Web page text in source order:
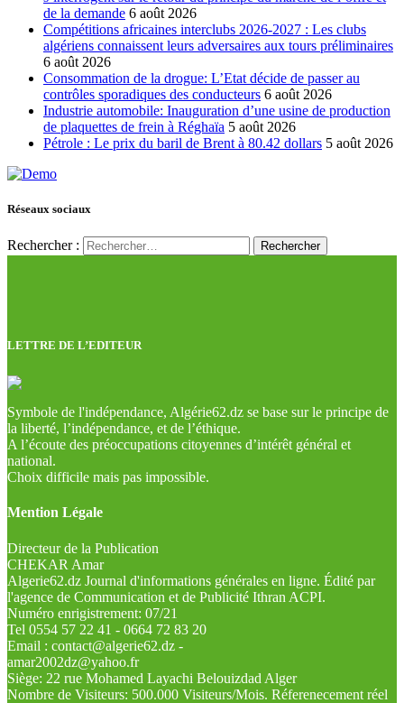
de la demande 6 août 2026
Compétitions africaines interclubs 2026-2027 : Les clubs
algériens connaissent leurs adversaires aux tours préliminaires
6 août 2026
Consommation de la drogue: L’Etat décide de passer au
contrôles sporadiques des conducteurs 6 août 2026
Industrie automobile: Inauguration d’une usine de production
de plaquettes de frein à Réghaïa 5 août 2026
Pétrole : Le prix du baril de Brent à 80.42 dollars 5 août 2026
Réseaux sociaux
Rechercher :
LETTRE DE L’EDITEUR
Symbole de l'indépendance, Algérie62.dz se base sur le principe de
la liberté, l’indépendance, et de l’éthique.
A l’écoute des préoccupations citoyennes d’intérêt général et
national.
Choix difficile mais pas impossible.
Mention Légale
Directeur de la Publication
CHEKAR Amar
Algerie62.dz Journal d'informations générales en ligne. Édité par
l'agence de Communication et de Publicité Ithran ACPI.
Numéro enrigistrement: 07/21
Tel 0554 57 22 41 - 0664 72 83 20
Email : contact@algerie62.dz -
amar2002dz@yahoo.fr
Siège: 22 rue Mohamed Layachi Belouizdad Alger
Nombre de Visiteurs: 500.000 Visiteurs/Mois. Réferenecement réel